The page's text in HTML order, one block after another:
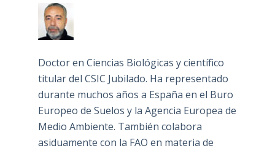
Doctor en Ciencias Biológicas y científico
titular del CSIC Jubilado. Ha representado
durante muchos años a España en el Buro
Europeo de Suelos y la Agencia Europea de
Medio Ambiente. También colabora
asiduamente con la FAO en materia de